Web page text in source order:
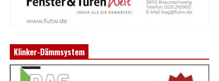
Klinker-Dämmsystem